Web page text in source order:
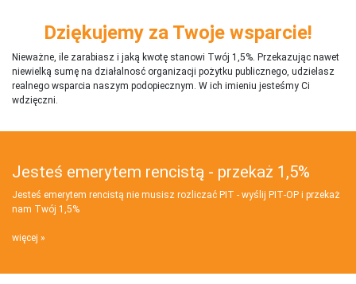
Dziękujemy za Twoje wsparcie!
Nieważne, ile zarabiasz i jaką kwotę stanowi Twój 1,5%. Przekazując nawet
niewielką sumę na działalnosć organizacji pożytku publicznego, udzielasz
realnego wsparcia naszym podopiecznym. W ich imieniu jesteśmy Ci
wdzięczni.
Jesteś emerytem rencistą - przekaż 1,5%
Jesteś emerytem rencistą nie musisz rozliczać PIT - wyślij PIT‑OP i przekaż
nam Twój 1,5%
więcej